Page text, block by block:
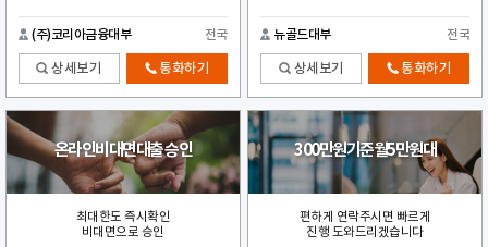
(주)코리아금융대부 전국
상세보기 통화하기
뉴골드대부 전국
상세보기 통화하기
온라인비대면대출 승인
최대한도 즉시확인
비대면으로 승인
300만원기준월5만원대
편하게 연락주시면 빠르게
진행 도와드리겠습니다